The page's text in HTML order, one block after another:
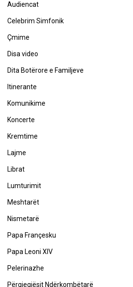
Audiencat
Celebrim Simfonik
Çmime
Disa video
Dita Botërore e Familjeve
Itinerante
Komunikime
Koncerte
Kremtime
Lajme
Librat
Lumturimit
Meshtarët
Nismetarë
Papa Françesku
Papa Leoni XIV
Pelerinazhe
Përgjegjësit Ndërkombëtarë